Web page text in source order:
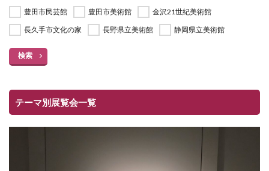
豊田市民芸館
豊田市美術館
金沢21世紀美術館
長久手市文化の家
長野県立美術館 静岡県立美術館
検索
テーマ別展覧会一覧